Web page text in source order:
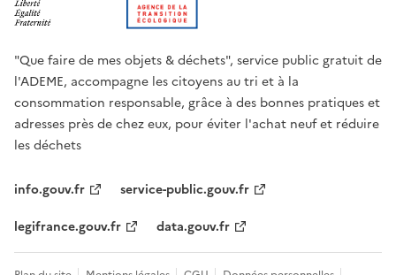
"Que faire de mes objets & déchets", service public gratuit de
l'ADEME, accompagne les citoyens au tri et à la
consommation responsable, grâce à des bonnes pratiques et
adresses près de chez eux, pour éviter l'achat neuf et réduire
les déchets
info.gouv.fr
service-public.gouv.fr
legifrance.gouv.fr
data.gouv.fr